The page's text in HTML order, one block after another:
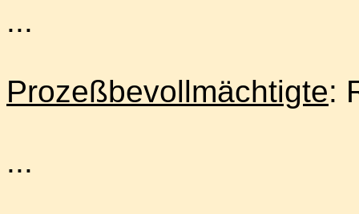
...
Prozeßbevollmächtigte:
...